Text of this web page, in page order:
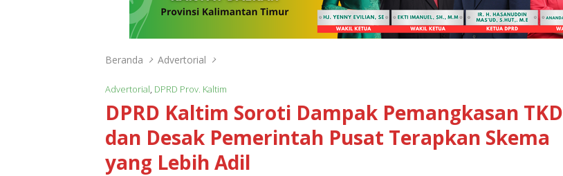
Beranda Advertorial
Advertorial, DPRD Prov. Kaltim
DPRD Kaltim Soroti Dampak Pemangkasan TKD
dan Desak Pemerintah Pusat Terapkan Skema
yang Lebih Adil